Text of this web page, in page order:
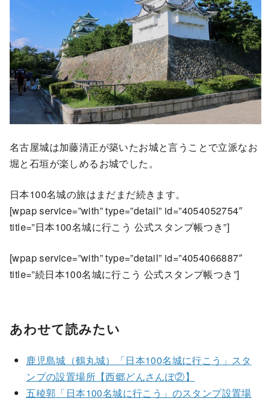
名古屋城は加藤清正が築いたお城と言うことで立派なお
堀と石垣が楽しめるお城でした。
日本100名城の旅はまだまだ続きます。
[wpap service=”with” type=”detail” id=”4054052754″
title=”日本100名城に行こう 公式スタンプ帳つき”]
[wpap service=”with” type=”detail” id=”4054066887″
title=”続日本100名城に行こう 公式スタンプ帳つき”]
あわせて読みたい
鹿児島城（鶴丸城）「日本100名城に行こう」スタ
ンプの設置場所【西郷どんさんぽ②】
五稜郭「日本100名城に行こう」のスタンプ設置場